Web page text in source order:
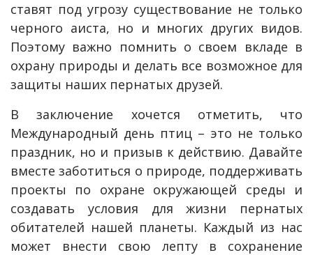
ставят под угрозу существование не только
черного аиста, но и многих других видов.
Поэтому важно помнить о своем вкладе в
охрану природы и делать все возможное для
защиты наших пернатых друзей.
В заключение хочется отметить, что
Международный день птиц – это не только
праздник, но и призыв к действию. Давайте
вместе заботиться о природе, поддерживать
проекты по охране окружающей среды и
создавать условия для жизни пернатых
обитателей нашей планеты. Каждый из нас
может внести свою лепту в сохранение